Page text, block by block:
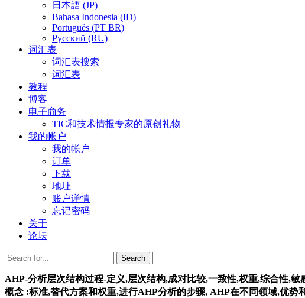
日本語 (JP)
Bahasa Indonesia (ID)
Português (PT BR)
Pусский (RU)
词汇表
词汇表搜索
词汇表
教程
博客
电子商务
TIC和技术情报专家的原创礼物
我的帐户
我的帐户
订单
下载
地址
账户详情
忘记密码
关于
论坛
Search
Search
for:
AHP-分析层次结构过程-定义,层次结构,成对比较,一致性,权重,综合性,
概念 :标准,替代方案和权重,进行AHP分析的步骤, AHP在不同领域,优势